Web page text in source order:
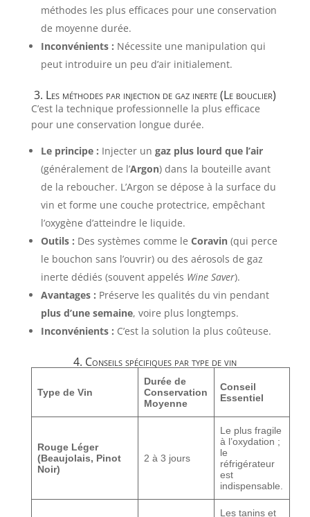
méthodes les plus efficaces pour une conservation
de moyenne durée.
Inconvénients : Nécessite une manipulation qui
peut introduire un peu d’air initialement.
3. Les méthodes par injection de gaz inerte (Le bouclier)
C’est la technique professionnelle la plus efficace
pour une conservation longue durée.
Le principe : Injecter un gaz plus lourd que l’air
(généralement de l’Argon) dans la bouteille avant
de la reboucher. L’Argon se dépose à la surface du
vin et forme une couche protectrice, empêchant
l’oxygène d’atteindre le liquide.
Outils : Des systèmes comme le Coravin(qui perce
le bouchon sans l’ouvrir) ou des aérosols de gaz
inerte dédiés (souvent appelés Wine Saver).
Avantages : Préserve les qualités du vin pendant
plus d’une semaine, voire plus longtemps.
Inconvénients : C’est la solution la plus coûteuse.
4. Conseils spécifiques par type de vin
Type de Vin
Durée de
Conservation
Moyenne
Conseil
Essentiel
Rouge Léger
(Beaujolais, Pinot
Noir)
2 à 3 jours
Le plus fragile
à l’oxydation ;
le
réfrigérateur
est
indispensable.
Les tanins et